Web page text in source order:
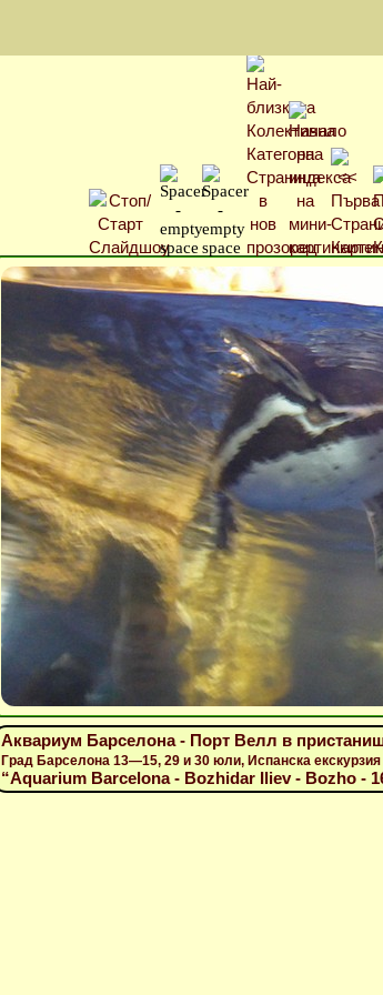
Аквариум Барселона - Порт Велл в
Град Барселона 13—15, 29 и 30 юли, Испанска
“Aquarium Barcelona - Bozhidar Iliev - Bozho -